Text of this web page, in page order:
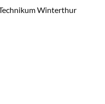
Winterthur